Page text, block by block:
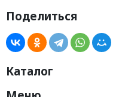
Поделиться
Каталог